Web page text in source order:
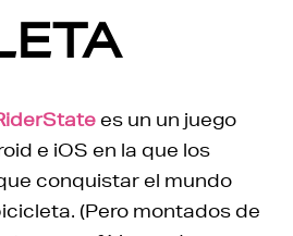
es un un juego
e iOS en la que los
conquistar el mundo
(Pero montados de